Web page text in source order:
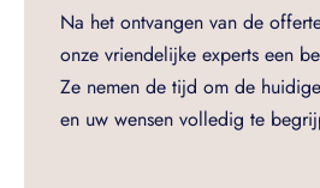
Na het ontvangen van de
onze vriendelijke experts een
Ze nemen de tijd om de
en uw wensen volledig te